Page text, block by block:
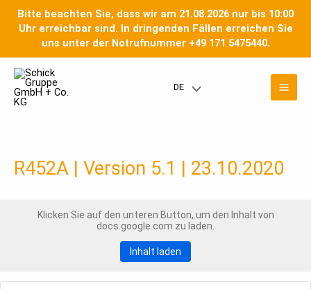
Bitte beachten Sie, dass wir am 21.08.2026 nur bis 10:00
Uhr erreichbar sind. In dringenden Fällen erreichen Sie
uns unter der Notrufnummer +49 171 5475440.
Inhalt
springen
DEMenü
R452A | Version 5.1 | 23.10.2020
Klicken Sie auf den unteren Button, um den Inhalt von
docs.google.com zu laden.
Inhalt laden